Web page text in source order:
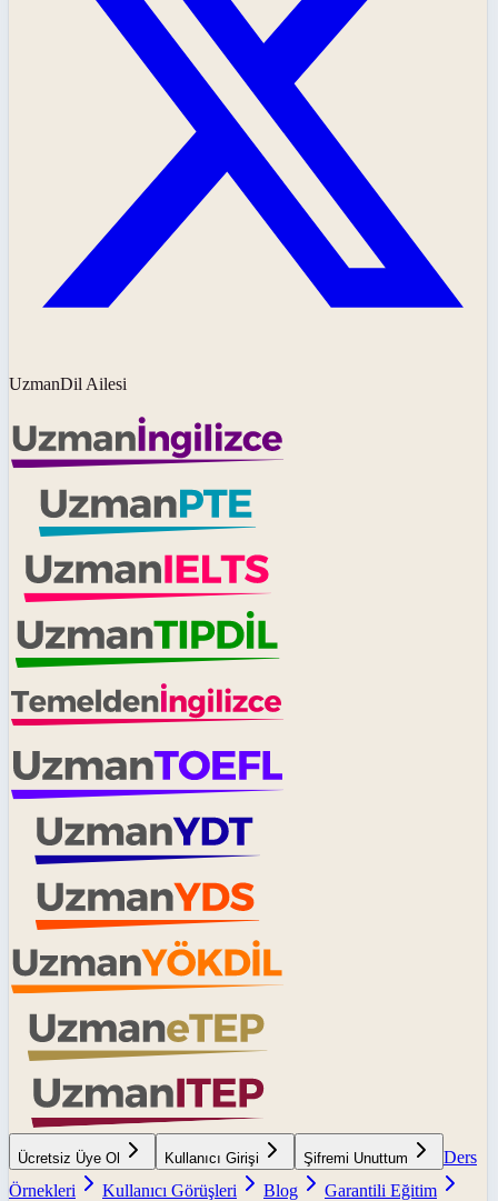
UzmanDil Ailesi
Ücretsiz Üye Ol Kullanıcı Girişi Şifremi Unuttum
Ders
Örnekleri
Kullanıcı Görüşleri Blog
Garantili Eğitim